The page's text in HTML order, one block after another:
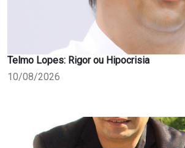
Telmo Lopes: Rigor ou Hipocrisia
10/08/2026